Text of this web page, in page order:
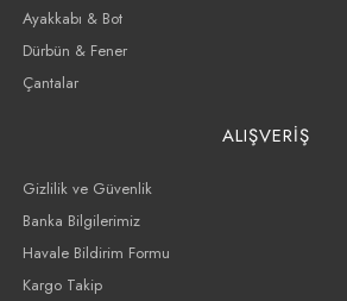
Ayakkabı & Bot
Dürbün & Fener
Çantalar
ALIŞVERİŞ
Gizlilik ve Güvenlik
Banka Bilgilerimiz
Havale Bildirim Formu
Kargo Takip